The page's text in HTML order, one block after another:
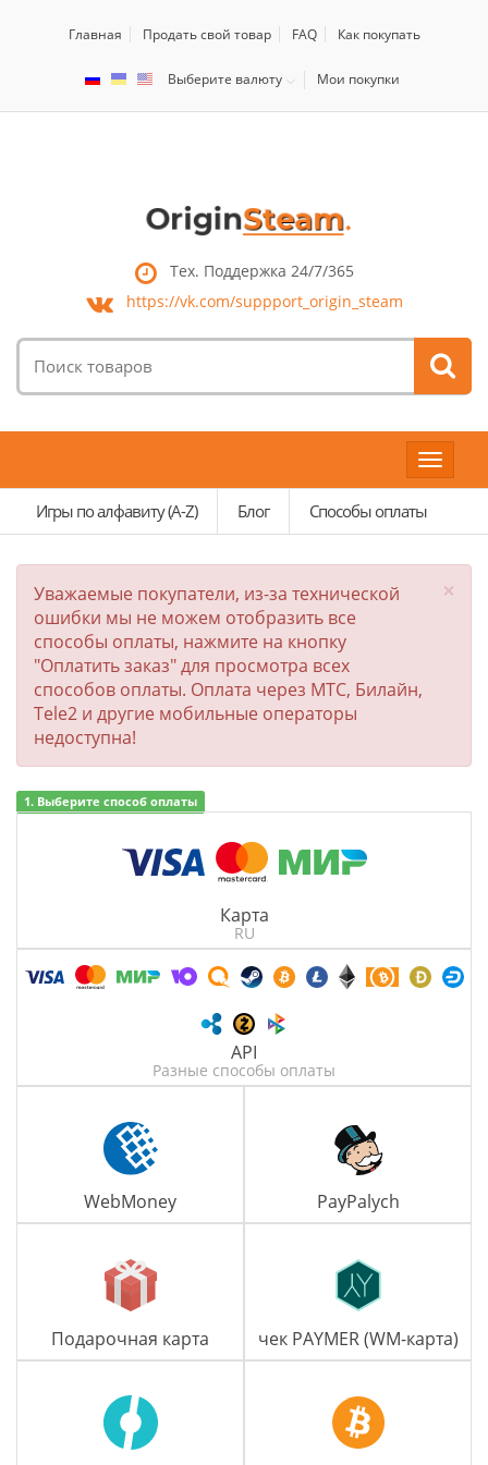
Главная Продать свой товар FAQ Как покупать
Выберите валюту Мои покупки
Тех. Поддержка 24/7/365
https://vk.com/suppport_origin_steam
товаров:
Toggle
Игры по алфавиту (A-Z)
Блог Способы оплаты
×
Уважаемые покупатели, из-за технической
ошибки мы не можем отобразить все
способы оплаты, нажмите на кнопку
"Оплатить заказ" для просмотра всех
способов оплаты. Оплата через МТС, Билайн,
Tele2 и другие мобильные операторы
недоступна!
1. Выберите способ оплаты
Карта
RU
API
Разные способы оплаты
WebMoney PayPalych
Подарочная карта чек PAYMER (WM-карта)